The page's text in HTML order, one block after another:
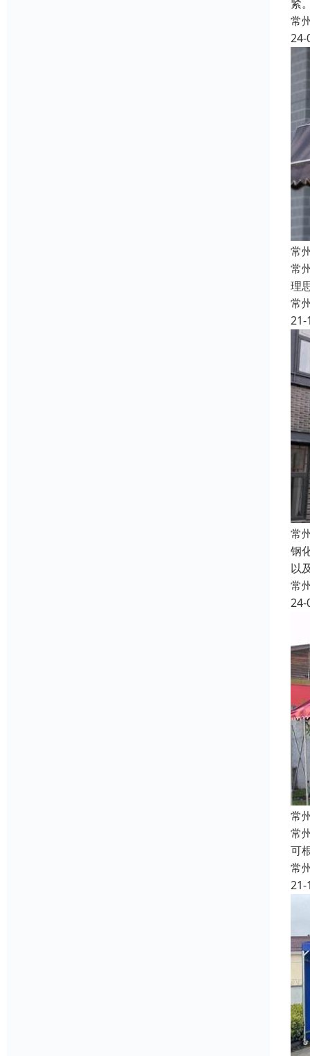
紧
常
24-
常
常
理
常
21-
常
钢
以
常
24-
常
常
可
常
21-